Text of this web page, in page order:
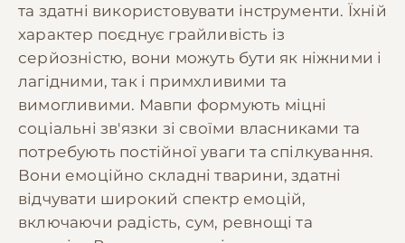
та здатні використовувати інструменти. Їхній
характер поєднує грайливість із
серйозністю, вони можуть бути як ніжними і
лагідними, так і примхливими та
вимогливими. Мавпи формують міцні
соціальні зв'язки зі своїми власниками та
потребують постійної уваги та спілкування.
Вони емоційно складні тварини, здатні
відчувати широкий спектр емоцій,
включаючи радість, сум, ревнощі та